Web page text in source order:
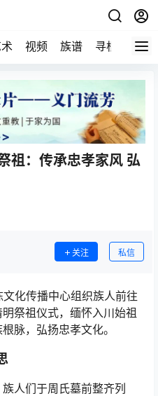
视频 族谱 寻根
祖：传承忠孝家风 弘
关注 私信
化传播中心组织族人前往
祭祖仪式，缅怀入川始祖
脉，弘扬忠孝文化。
人们于周氏墓前整齐列